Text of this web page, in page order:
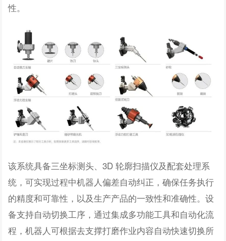
性。
该系统具备三坐标测头、3D 轮廓扫描仪及配套处理系
统，可实现过程中机器人偏差自动纠正，确保任务执行
的精度和可靠性，以及生产产品的一致性和准确性。设
备支持自动切换工序，通过集成多功能工具和自动化流
程，机器人可根据去支撑打磨作业内容自动快速切换所